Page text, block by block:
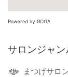
Powered by GOGA
サロンジャン
まつげサロ